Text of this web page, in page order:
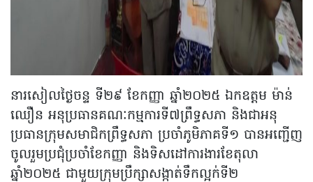
នារសៀលថ្ងៃចន្ទ ទី២៩ ខែកញ្ញា ឆ្នាំ២០២៥ ឯកឧត្តម ម៉ាន់
ឈឿន អនុប្រធានគណៈកម្មការទី៧ព្រឹទ្ធសភា និងជាអនុ
ប្រធានក្រុមសមាជិកព្រឹទ្ធសភា ប្រចាំភូមិភាគទី១ បានអញ្ជើញ
ចូលរួមប្រជុំប្រចាំខែកញ្ញា និងទិសដៅការងារខែតុលា
ឆ្នាំ២០២៥ ជាមួយក្រុមប្រឹក្សាសង្កាត់ទឹកល្អក់ទី២